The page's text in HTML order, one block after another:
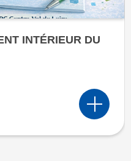
INTÉRIEUR DU